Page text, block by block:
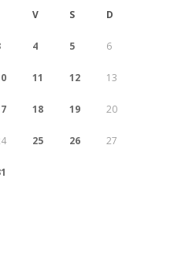
V S D
4 5 6
11 12 13
18 19 20
25 26 27